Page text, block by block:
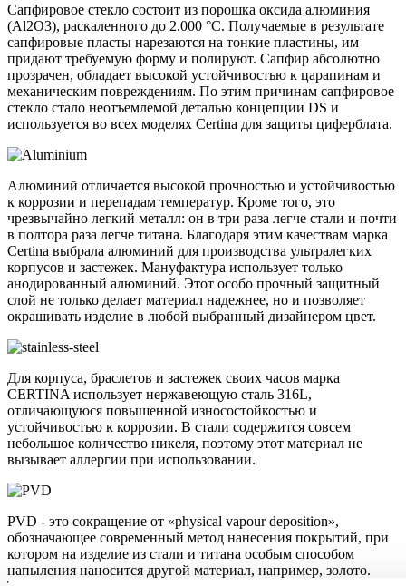
Сапфировое стекло состоит из порошка оксида алюминия
(Al2O3), раскаленного до 2.000 °C. Получаемые в результате
сапфировые пласты нарезаются на тонкие пластины, им
придают требуемую форму и полируют. Сапфир абсолютно
прозрачен, обладает высокой устойчивостью к царапинам и
механическим повреждениям. По этим причинам сапфировое
стекло стало неотъемлемой деталью концепции DS и
используется во всех моделях Certina для защиты циферблата.
Алюминий отличается высокой прочностью и устойчивостью
к коррозии и перепадам температур. Кроме того, это
чрезвычайно легкий металл: он в три раза легче стали и почти
в полтора раза легче титана. Благодаря этим качествам марка
Certina выбрала алюминий для производства ультралегких
корпусов и застежек. Мануфактура использует только
анодированный алюминий. Этот особо прочный защитный
слой не только делает материал надежнее, но и позволяет
окрашивать изделие в любой выбранный дизайнером цвет.
Для корпуса, браслетов и застежек своих часов марка
CERTINA использует нержавеющую сталь 316L,
отличающуюся повышенной износостойкостью и
устойчивостью к коррозии. В стали содержится совсем
небольшое количество никеля, поэтому этот материал не
вызывает аллергии при использовании.
PVD - это сокращение от «physical vapour deposition»,
обозначающее современный метод нанесения покрытий, при
котором на изделие из стали и титана особым способом
напыления наносится другой материал, например, золото.